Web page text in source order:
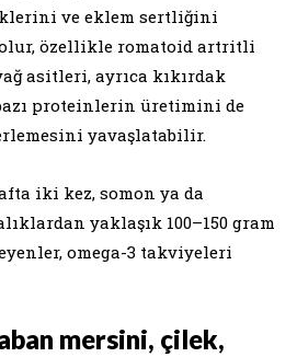
ve eklem sertliğini
olur, özellikle romatoid artritli
asitleri, ayrıca kıkırdak
proteinlerin üretimini de
yavaşlatabilir.
iki kez, somon ya da
yaklaşık 100–150 gram
omega-3 takviyeleri
mersini, çilek,